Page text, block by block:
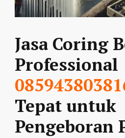
Jasa Coring
Professional
Tepat untuk
Pengeboran